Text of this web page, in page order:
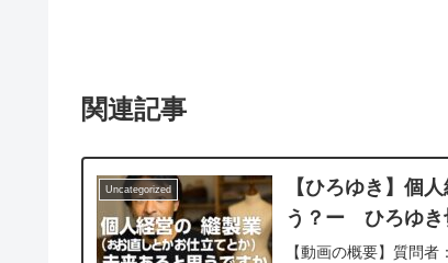
関連記事
Uncategorized
【ひろゆき】個
う？ー ひろゆ
【動画の概要】質問